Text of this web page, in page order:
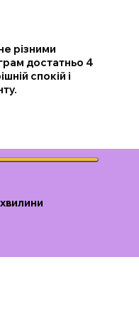
різними
достатньо 4
спокій і